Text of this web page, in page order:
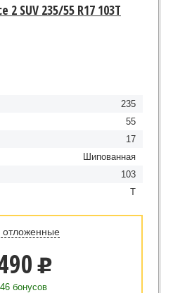
SUV 235/55 R17 103T
235
55
17
Шипованная
103
T
отложенные
u
бонусов